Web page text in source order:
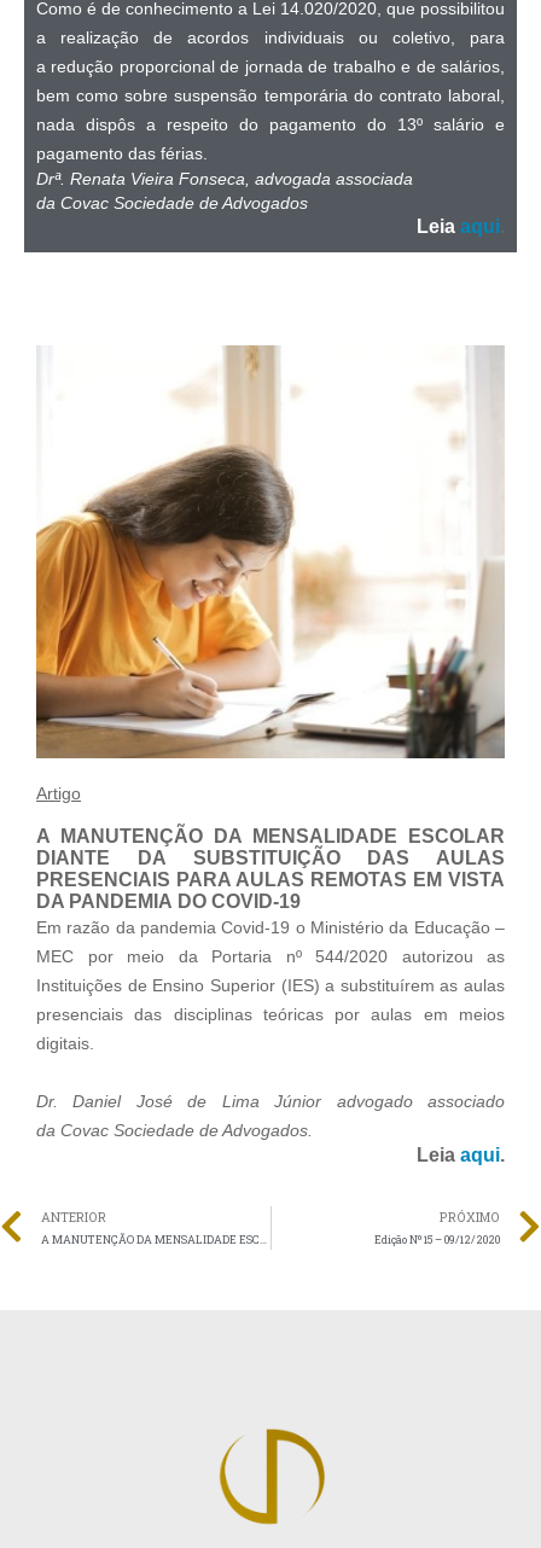
Como é de conhecimento a Lei 14.020/2020, que possibilitou
a realização de acordos individuais ou coletivo, para
a redução proporcional de jornada de trabalho e de salários,
bem como sobre suspensão temporária do contrato laboral,
nada dispôs a respeito do pagamento do 13º salário e
pagamento das férias.
Drª. Renata Vieira Fonseca, advogada associada
da Covac Sociedade de Advogados
Leia aqui
Artigo
A MANUTENÇÃO DA MENSALIDADE ESCOLAR
DIANTE DA SUBSTITUIÇÃO DAS AULAS
PRESENCIAIS PARA AULAS REMOTAS EM VISTA
DA PANDEMIA DO COVID-19
Em razão da pandemia Covid-19 o Ministério da Educação –
MEC por meio da Portaria nº 544/2020 autorizou as
Instituições de Ensino Superior (IES) a substituírem as aulas
presenciais das disciplinas teóricas por aulas em meios
digitais.
Dr. Daniel José de Lima Júnior advogado associado
da Covac Sociedade de Advogados.
Leia aqui.
ANTERIOR PRÓXIMO
Edição Nº 15 – 09/12/2020